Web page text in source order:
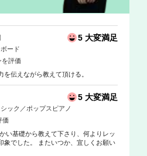
5 大変満足
ード
を評価
伝えながら教えて頂ける。
5 大変満足
ック／ポップスピアノ
価
い基礎から教えて下さり、何よりレッ
か、宜しくお願い